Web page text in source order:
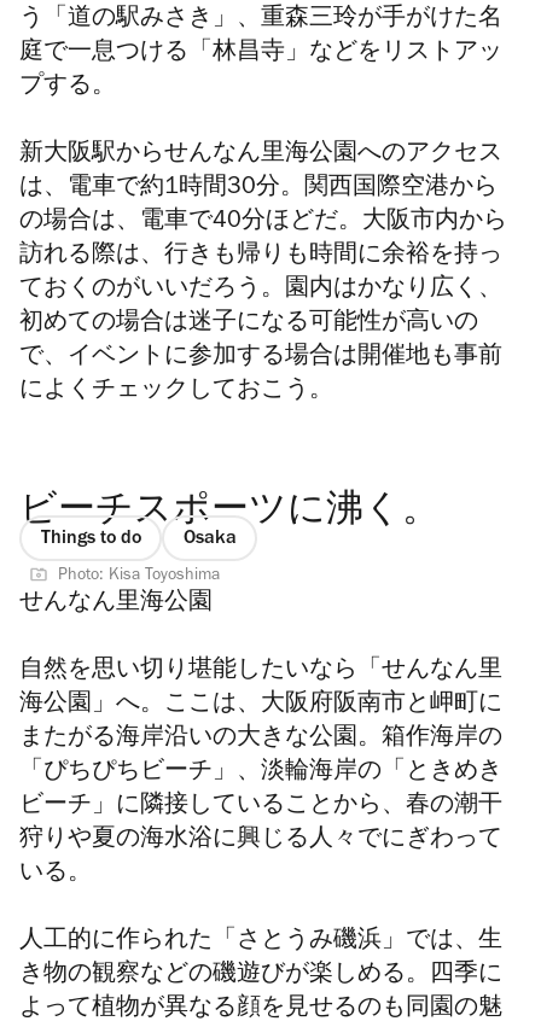
う「道の駅みさき」、重森三玲が手がけた名
庭で一息つける「林昌寺」などをリストアッ
プする。
新大阪駅からせんなん里海公園へのアクセス
は、電車で約1時間30分。関西国際空港から
の場合は、電車で40分ほどだ。大阪市内から
訪れる際は、行きも帰りも時間に余裕を持っ
ておくのがいいだろう。園内はかなり広く、
初めての場合は迷子になる可能性が高いの
で、イベントに参加する場合は開催地も事前
によくチェックしておこう。
ビーチスポーツに沸く。
Things to do Osaka
Photo: Kisa Toyoshima
せんなん里海公園
自然を思い切り堪能したいなら「せんなん里
海公園」へ。ここは、大阪府阪南市と岬町に
またがる海岸沿いの大きな公園。箱作海岸の
「ぴちぴちビーチ」、淡輪海岸の「ときめき
ビーチ」に隣接していることから、春の潮干
狩りや夏の海水浴に興じる人々でにぎわって
いる。
人工的に作られた「さとうみ磯浜」では、生
き物の観察などの磯遊びが楽しめる。四季に
よって植物が異なる顔を見せるのも同園の魅